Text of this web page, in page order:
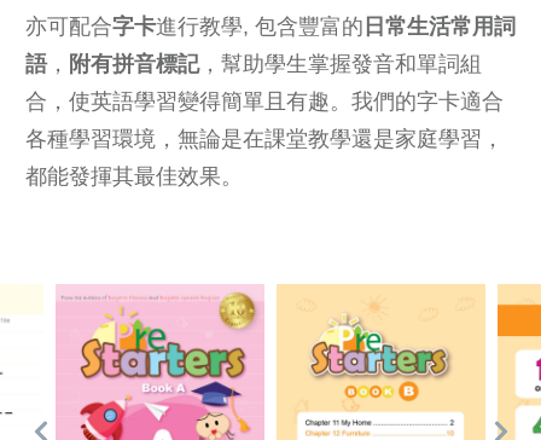
亦可配合字卡進行教學, 包含豐富的 日常生活常用詞
語， 附有拼音標記，幫助學生掌握發音和單詞組
合，使英語學習變得簡單且有趣。我們的字卡適合
各種學習環境，無論是在課堂教學還是家庭學習，
都能發揮其最佳效果。